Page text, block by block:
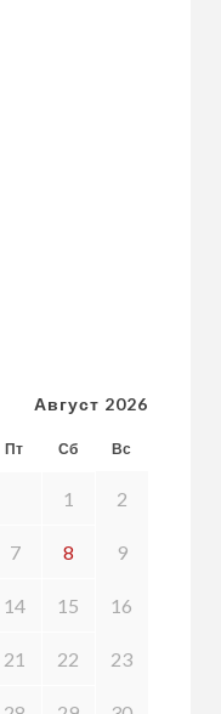
Август 2026
Пт Сб Вс
1 2
7 8 9
14 15 16
21 22 23